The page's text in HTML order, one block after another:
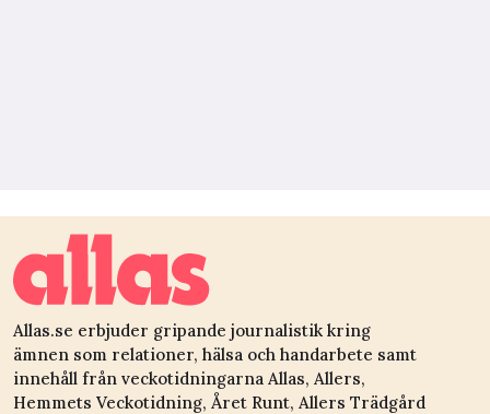
Allas.se erbjuder gripande journalistik kring
ämnen som relationer, hälsa och handarbete samt
innehåll från veckotidningarna Allas, Allers,
Hemmets Veckotidning, Året Runt, Allers Trädgård